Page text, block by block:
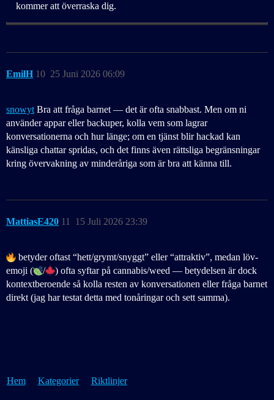
kommer att överraska dig.
EmilH 25 Juni 2026 06:09
10
snowyt Bra att fråga barnet — det är ofta snabbast. Men om ni
använder appar eller backuper, kolla vem som lagrar
konversationerna och hur länge; om en tjänst blir hackad kan
känsliga chattar spridas, och det finns även rättsliga begränsningar
kring övervakning av minderåriga som är bra att känna till.
MattiasE420 15 Juli 2026 23:39
11
betyder oftast “hett/grymt/snyggt” eller “attraktiv”, medan löv-
emoji (
/
) ofta syftar på cannabis/weed — betydelsen är dock
kontextberoende så kolla resten av konversationen eller fråga barnet
direkt (jag har testat detta med tonåringar och sett samma).
Hem Kategorier Riktlinjer